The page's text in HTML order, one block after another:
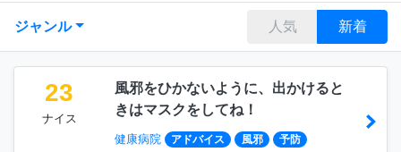
ジャンル 人気 新着
23
ナイス
風邪をひかないように、出かけると
きはマスクをしてね！
健康病院 アドバイス 風邪 予防